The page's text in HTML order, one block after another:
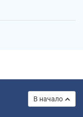
В начало